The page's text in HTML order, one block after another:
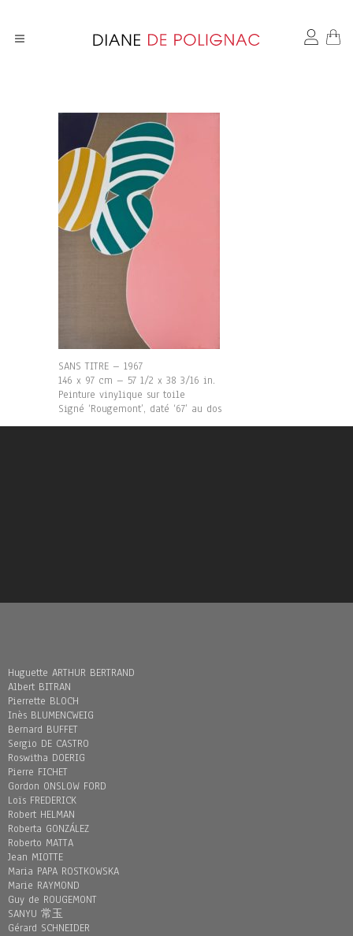
SANS TITRE – 1967
146 x 97 cm – 57 1/2 x 38 3/16 in.
Peinture vinylique sur toile
Signé ‘Rougemont’, daté ‘67’ au dos
Huguette ARTHUR BERTRAND
Albert BITRAN
Pierrette BLOCH
Inès BLUMENCWEIG
Bernard BUFFET
Sergio DE CASTRO
Roswitha DOERIG
Pierre FICHET
Gordon ONSLOW FORD
Loïs FREDERICK
Robert HELMAN
Roberta GONZÁLEZ
Roberto MATTA
Jean MIOTTE
Maria PAPA ROSTKOWSKA
Marie RAYMOND
Guy de ROUGEMONT
SANYU 常玉
Gérard SCHNEIDER